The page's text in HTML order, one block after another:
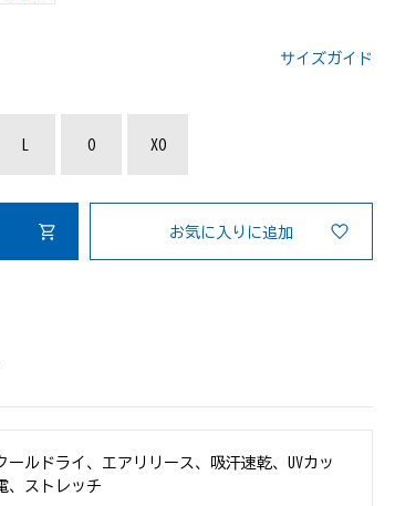
サイズガイド
O XO
お気に入りに追加
ールドライ、エアリリース、吸汗速乾、UVカッ
、ストレッチ